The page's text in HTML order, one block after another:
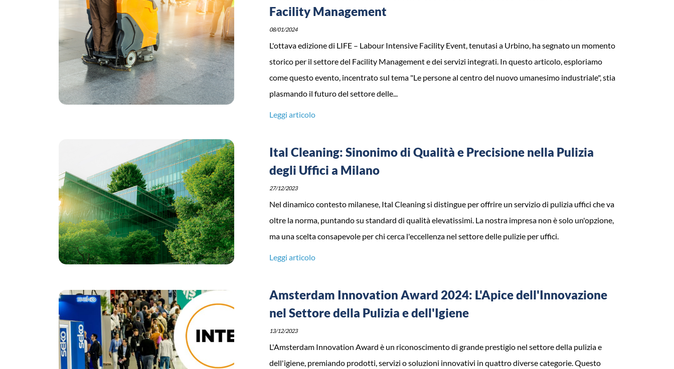
Facility Management
08/01/2024
L'ottava edizione di LIFE – Labour Intensive Facility Event, tenutasi a Urbino, ha segnato un momento
storico per il settore del Facility Management e dei servizi integrati. In questo articolo, esploriamo
come questo evento, incentrato sul tema "Le persone al centro del nuovo umanesimo industriale", stia
plasmando il futuro del settore delle...
Leggi articolo
Ital Cleaning: Sinonimo di Qualità e Precisione nella Pulizia
degli Uffici a Milano
27/12/2023
Nel dinamico contesto milanese, Ital Cleaning si distingue per offrire un servizio di pulizia uffici che va
oltre la norma, puntando su standard di qualità elevatissimi. La nostra impresa non è solo un'opzione,
ma una scelta consapevole per chi cerca l'eccellenza nel settore delle pulizie per uffici.
Leggi articolo
Amsterdam Innovation Award 2024: L'Apice dell'Innovazione
nel Settore della Pulizia e dell'Igiene
13/12/2023
L'Amsterdam Innovation Award è un riconoscimento di grande prestigio nel settore della pulizia e
dell'igiene, premiando prodotti, servizi o soluzioni innovativi in quattro diverse categorie. Questo